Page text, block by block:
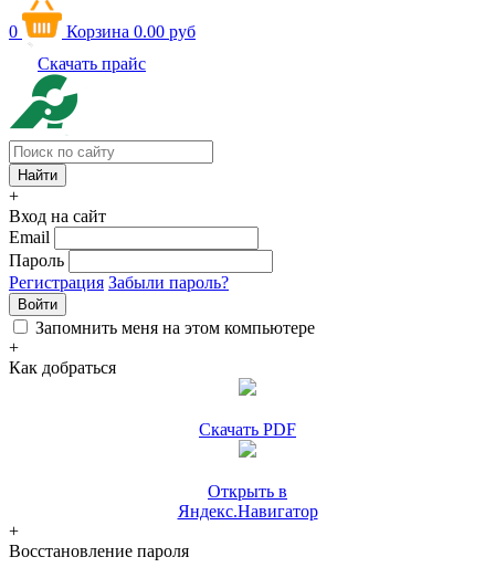
0 Корзина 0.00 руб
Скачать прайс
+
Вход на сайт
Email
Пароль
Регистрация Забыли пароль?
Войти
Запомнить меня на этом компьютере
+
Как добраться
Скачать PDF
Открыть в
Яндекс.Навигатор
+
Восстановление пароля